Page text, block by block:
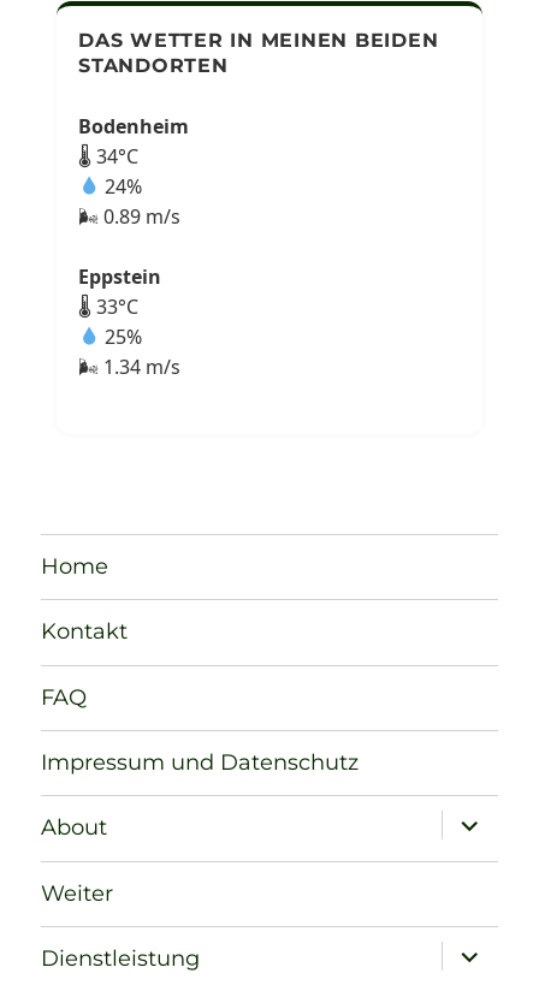
DAS WETTER IN MEINEN BEIDEN
STANDORTEN
Bodenheim
🌡 34°C
24%
🌬 0.89 m/s
Eppstein
🌡 33°C
25%
🌬 1.34 m/s
Home
Kontakt
FAQ
Impressum und Datenschutz
About
öffnen
Weiter
Dienstleistung
öffnen